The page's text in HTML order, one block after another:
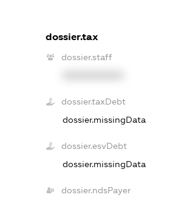
dossier.tax
dossier.staff
dossier.taxDebt
dossier.missingData
dossier.esvDebt
dossier.missingData
dossier.ndsPayer